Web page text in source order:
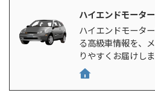
ハイエンドモータ
ハイエンドモータ
る高級車情報を、
りやすくお届けしま